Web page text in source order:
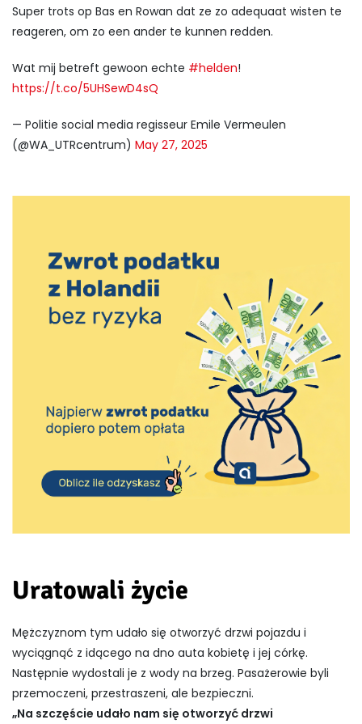
Super trots op Bas en Rowan dat ze zo adequaat wisten te
reageren, om zo een ander te kunnen redden.
Wat mij betreft gewoon echte #helden!
https://t.co/5UHSewD4sQ
— Politie social media regisseur Emile Vermeulen
(@WA_UTRcentrum) May 27, 2025
Uratowali życie
Mężczyznom tym udało się otworzyć drzwi pojazdu i
wyciągnąć z idącego na dno auta kobietę i jej córkę.
Następnie wydostali je z wody na brzeg. Pasażerowie byli
przemoczeni, przestraszeni, ale bezpieczni.
„Na szczęście udało nam się otworzyć drzwi